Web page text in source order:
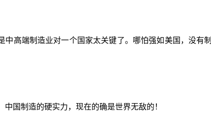
中高端制造业对一个国家太关键了。哪怕强如美国，没
中国制造的硬实力，现在的确是世界无敌的！